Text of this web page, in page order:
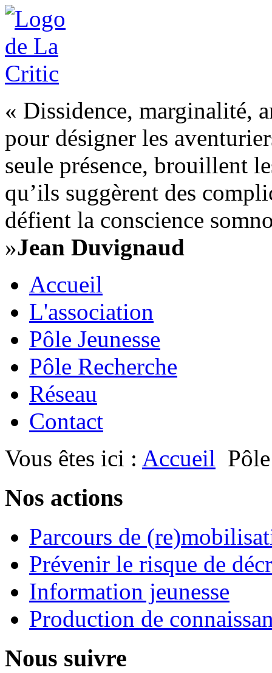
« Dissidence, marginalité,
pour désigner les
seule présence, brouillent
qu’ils suggèrent des
défient la conscience
»Jean Duvignaud
Accueil
L'association
Pôle Jeunesse
Pôle Recherche
Réseau
Contact
Vous êtes ici : Accueil
Nos actions
Parcours de
Prévenir le risque de
Information jeunesse
Production de
Nous suivre